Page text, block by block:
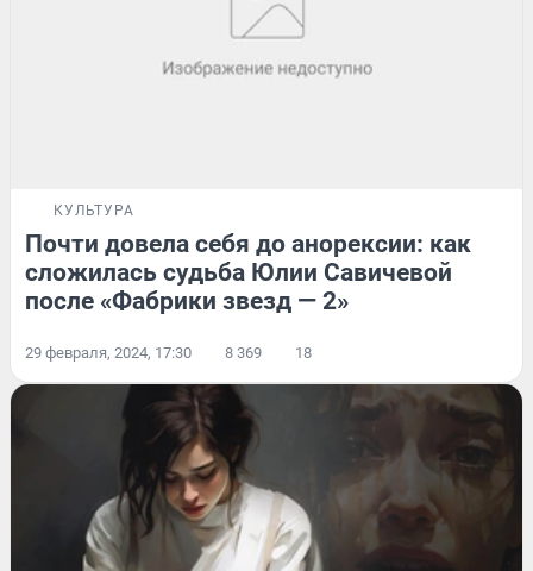
КУЛЬТУРА
Почти довела себя до анорексии: как
сложилась судьба Юлии Савичевой
после «Фабрики звезд — 2»
29 февраля, 2024, 17:30 8 369 18